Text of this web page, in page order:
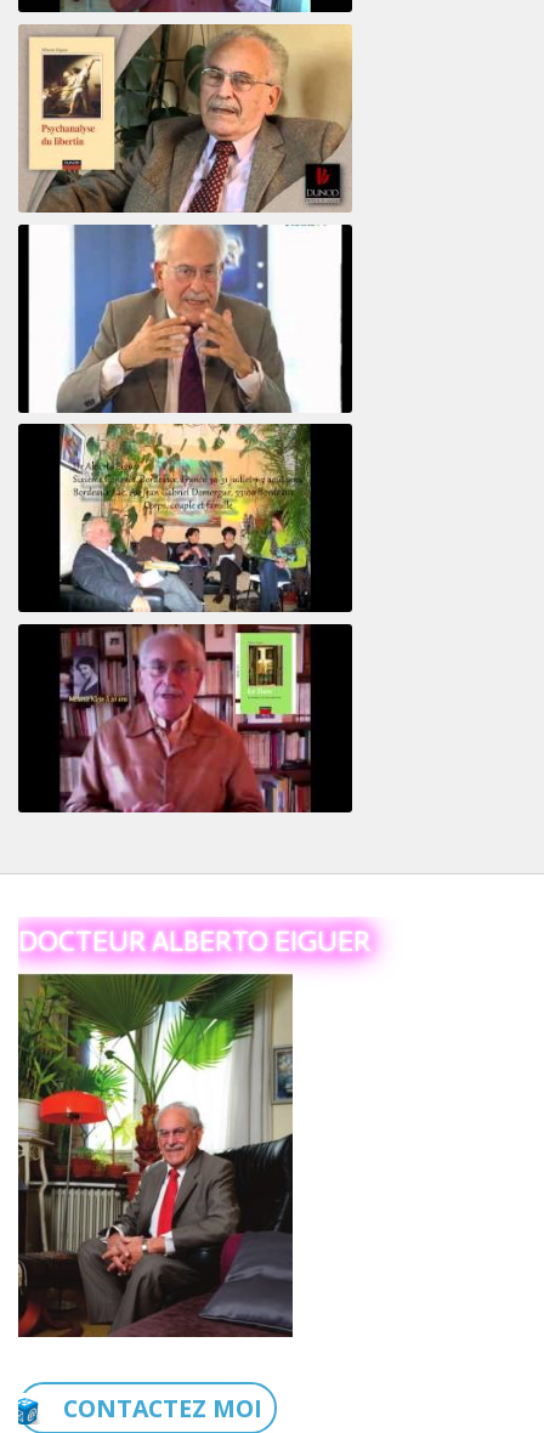
Votre maison vous révèle
Psychanalyse du libertin
Le pervers narcissique et son complice
Revisitant le corps familial
DOCTEUR ALBERTO EIGUER
CONTACTEZ MOI